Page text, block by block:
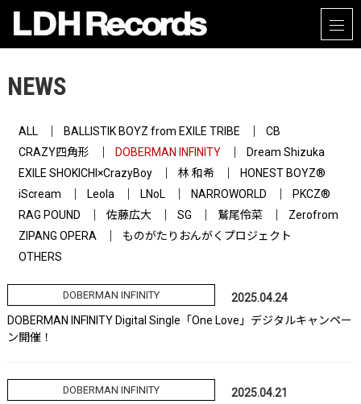
NEWS
ALL BALLISTIK BOYZ from EXILE TRIBE
CB
CRAZY四角形
DOBERMAN INFINITY
Dream Shizuka
EXILE SHOKICHI×CrazyBoy
林 和希
HONEST BOYZ®
iScream
Leola LNoL NARROWORLD
PKCZ®
RAG POUND
佐藤広大 SG 鷲尾伶菜
Zerofrom
ZIPANG OPERA
ものがたりおんがくプロジェクト
OTHERS
DOBERMAN INFINITY
2025.04.24
DOBERMAN INFINITY Digital Single「One Love」デジタルキャンペー
ン開催！
DOBERMAN INFINITY
2025.04.21